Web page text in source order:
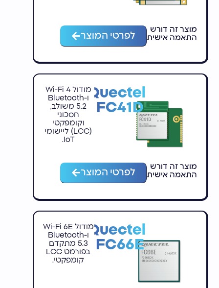
מוצר זה דורש
התאמה אישית
לפרטי המוצר
Quectel
FC41D
מודול Wi-Fi 4
ו-Bluetooth
5.2 משולב,
חסכוני
וקומפקטי
(LCC) ליישומי
IoT.
מוצר זה דורש
התאמה אישית
לפרטי המוצר
Quectel
FC66E
מודול Wi-Fi 6E
ו-Bluetooth
5.3 מתקדם
בפורמט LCC
קומפקטי.